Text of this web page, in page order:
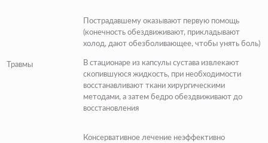
Травмы
Пострадавшему оказывают первую помощь
(конечность обездвиживают, прикладывают
холод, дают обезболивающее, чтобы унять боль)
В стационаре из капсулы сустава извлекают
скопившуюся жидкость, при необходимости
восстанавливают ткани хирургическими
методами, а затем бедро обездвиживают до
восстановления
Консервативное лечение неэффективно